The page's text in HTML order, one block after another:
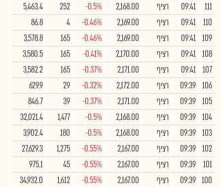
111
09:41 רציף 2,168.00
-0.5%
252
5,463.4
110
09:41 רציף 2,169.00
-0.46%
4
86.8
109
09:41 רציף 2,169.00
-0.46%
165
3,578.8
108
09:41 רציף 2,170.00
-0.41%
165
3,580.5
107
09:41 רציף 2,171.00
-0.37%
165
3,582.2
106
09:39 רציף 2,172.00
-0.32%
29
629.9
105
09:39 רציף 2,171.00
-0.37%
39
846.7
104
09:39 רציף 2,168.00
-0.5%
1,477
32,021.4
103
09:39 רציף 2,168.00
-0.5%
180
3,902.4
102
09:39 רציף 2,167.00
-0.55%
1,275
27,629.3
101
09:39 רציף 2,167.00
-0.55%
45
975.1
100
09:39 רציף 2,167.00
-0.55%
1,612
34,932.0